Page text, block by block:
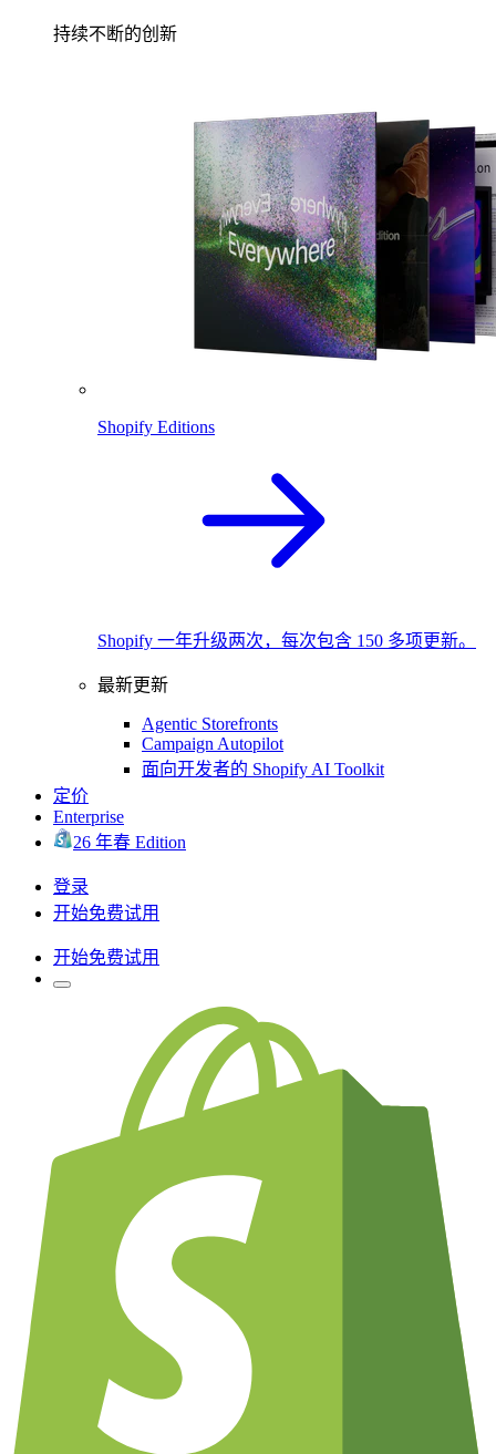
持续不断的创新
Shopify Editions
Shopify 一年升级两次，每次包含 150 多项更新。
最新更新
Agentic Storefronts
Campaign Autopilot
面向开发者的 Shopify AI Toolkit
定价
Enterprise
26 年春 Edition
登录
开始免费试用
开始免费试用